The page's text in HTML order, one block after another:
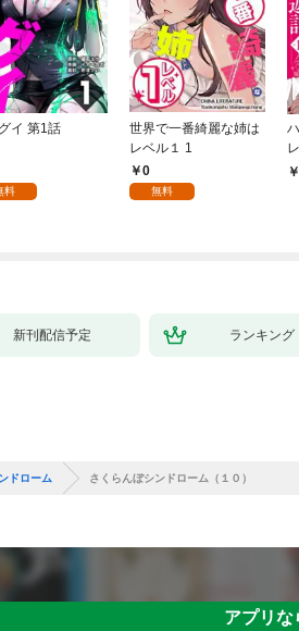
イ 第1話
料
世界で一番綺麗な姉は
レベル１ 1
0
無料
新刊配信予定 ランキング
ドローム さくらんぼシンドローム（１０）
アプリな